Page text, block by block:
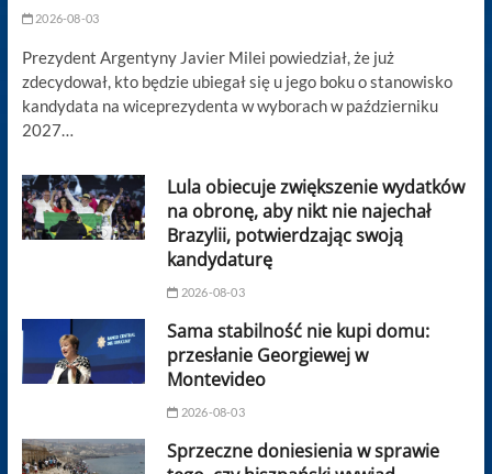
2026-08-03
Prezydent Argentyny Javier Milei powiedział, że już
zdecydował, kto będzie ubiegał się u jego boku o stanowisko
kandydata na wiceprezydenta w wyborach w październiku
2027…
Lula obiecuje zwiększenie wydatków
na obronę, aby nikt nie najechał
Brazylii, potwierdzając swoją
kandydaturę
2026-08-03
Sama stabilność nie kupi domu:
przesłanie Georgiewej w
Montevideo
2026-08-03
Sprzeczne doniesienia w sprawie